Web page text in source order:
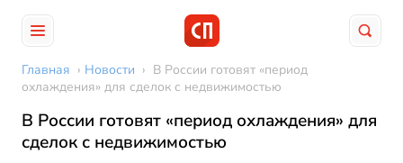
Главная › Новости › В России готовят «период
охлаждения» для сделок с недвижимостью
В России готовят «период охлаждения» для
сделок с недвижимостью